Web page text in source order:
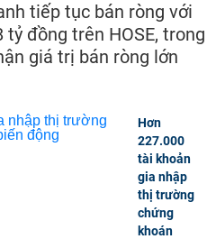
tiếp tục bán ròng với
đồng trên HOSE, trong
giá trị bán ròng lớn
Hơn
227.000
tài khoản
gia nhập
thị trường
chứng
khoán